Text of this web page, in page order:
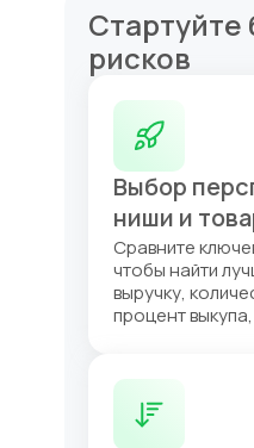
Стартуйте
рисков
Выбор
ниши и
Сравните
чтобы найти
выручку,
процент